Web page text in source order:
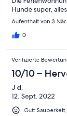
Hunde super,
Aufenthalt von 3
0
Verifizierte
10/10 –
J d.
12. Sept. 2022
Gut: